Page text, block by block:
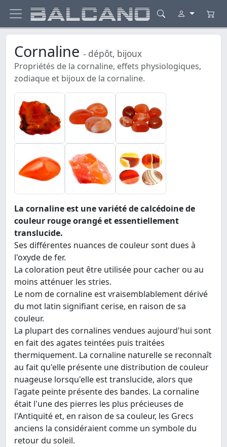
Cornaline - dépôt, bijoux
Propriétés de la cornaline, effets physiologiques,
zodiaque et bijoux de la cornaline.
La cornaline est une variété de calcédoine de
couleur rouge orangé et essentiellement
translucide.
Ses différentes nuances de couleur sont dues à
l'oxyde de fer.
La coloration peut être utilisée pour cacher ou au
moins atténuer les stries.
Le nom de cornaline est vraisemblablement dérivé
du mot latin signifiant cerise, en raison de sa
couleur.
La plupart des cornalines vendues aujourd'hui sont
en fait des agates teintées puis traitées
thermiquement. La cornaline naturelle se reconnaît
au fait qu'elle présente une distribution de couleur
nuageuse lorsqu'elle est translucide, alors que
l'agate peinte présente des bandes. La cornaline
était l'une des pierres les plus précieuses de
l'Antiquité et, en raison de sa couleur, les Grecs
anciens la considéraient comme un symbole du
retour du soleil.